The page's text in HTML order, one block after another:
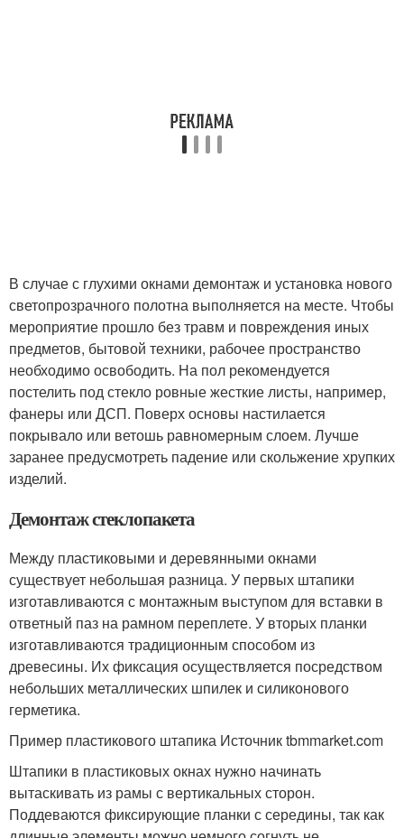
В случае с глухими окнами демонтаж и установка нового
светопрозрачного полотна выполняется на месте. Чтобы
мероприятие прошло без травм и повреждения иных
предметов, бытовой техники, рабочее пространство
необходимо освободить. На пол рекомендуется
постелить под стекло ровные жесткие листы, например,
фанеры или ДСП. Поверх основы настилается
покрывало или ветошь равномерным слоем. Лучше
заранее предусмотреть падение или скольжение хрупких
изделий.
Демонтаж стеклопакета
Между пластиковыми и деревянными окнами
существует небольшая разница. У первых штапики
изготавливаются с монтажным выступом для вставки в
ответный паз на рамном переплете. У вторых планки
изготавливаются традиционным способом из
древесины. Их фиксация осуществляется посредством
небольших металлических шпилек и силиконового
герметика.
Пример пластикового штапика Источник tbmmarket.com
Штапики в пластиковых окнах нужно начинать
вытаскивать из рамы с вертикальных сторон.
Поддеваются фиксирующие планки с середины, так как